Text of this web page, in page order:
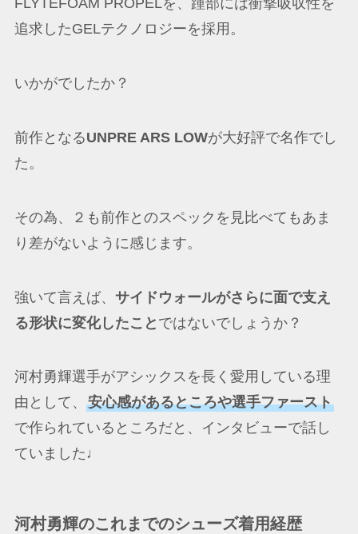
FLYTEFOAM PROPELを、踵部には衝撃吸収性を
追求したGELテクノロジーを採用。
いかがでしたか？
前作となるUNPRE ARS LOWが大好評で名作でし
た。
その為、２も前作とのスペックを見比べてもあま
り差がないように感じます。
強いて言えば、 サイドウォールがさらに面で支え
る形状に変化したこと ではないでしょうか？
河村勇輝選手がアシックスを長く愛用している理
由として、 安心感があるところや選手ファースト
で作られているところだと、インタビューで話し
ていました♩
河村勇輝のこれまでのシューズ着用経歴